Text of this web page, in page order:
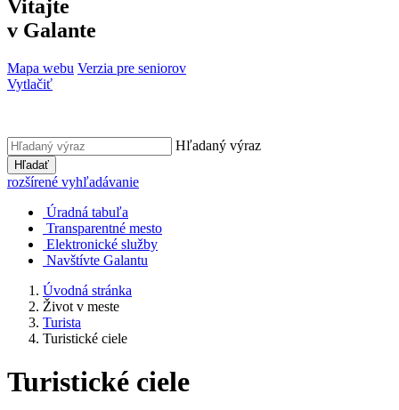
Vitajte
v Galante
Mapa webu Verzia pre seniorov
Vytlačiť
Hľadaný výraz
Hľadať
rozšírené vyhľadávanie
Úradná tabuľa
Transparentné mesto
Elektronické služby
Navštívte Galantu
Úvodná stránka
Život v meste
Turista
Turistické ciele
Turistické ciele